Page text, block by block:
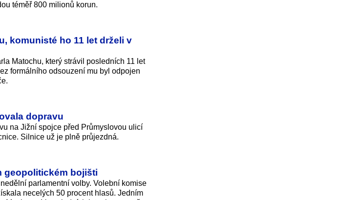
téměř 800 milionů korun.
komunisté ho 11 let drželi v
Matochu, který strávil posledních 11 let
formálního odsouzení mu byl odpojen
dopravu
na Jižní spojce před Průmyslovou ulicí
Silnice už je plně průjezdná.
geopolitickém bojišti
parlamentní volby. Volební komise
necelých 50 procent hlasů. Jedním